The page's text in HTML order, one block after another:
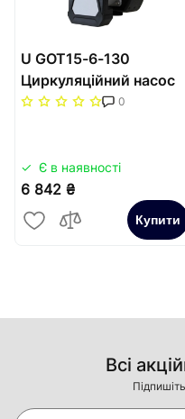
U GOT15-6-130
Циркуляційний насос
WITA Go.tec 60-15-130
0
Є в наявності
6 842 ₴
Купити
Всі